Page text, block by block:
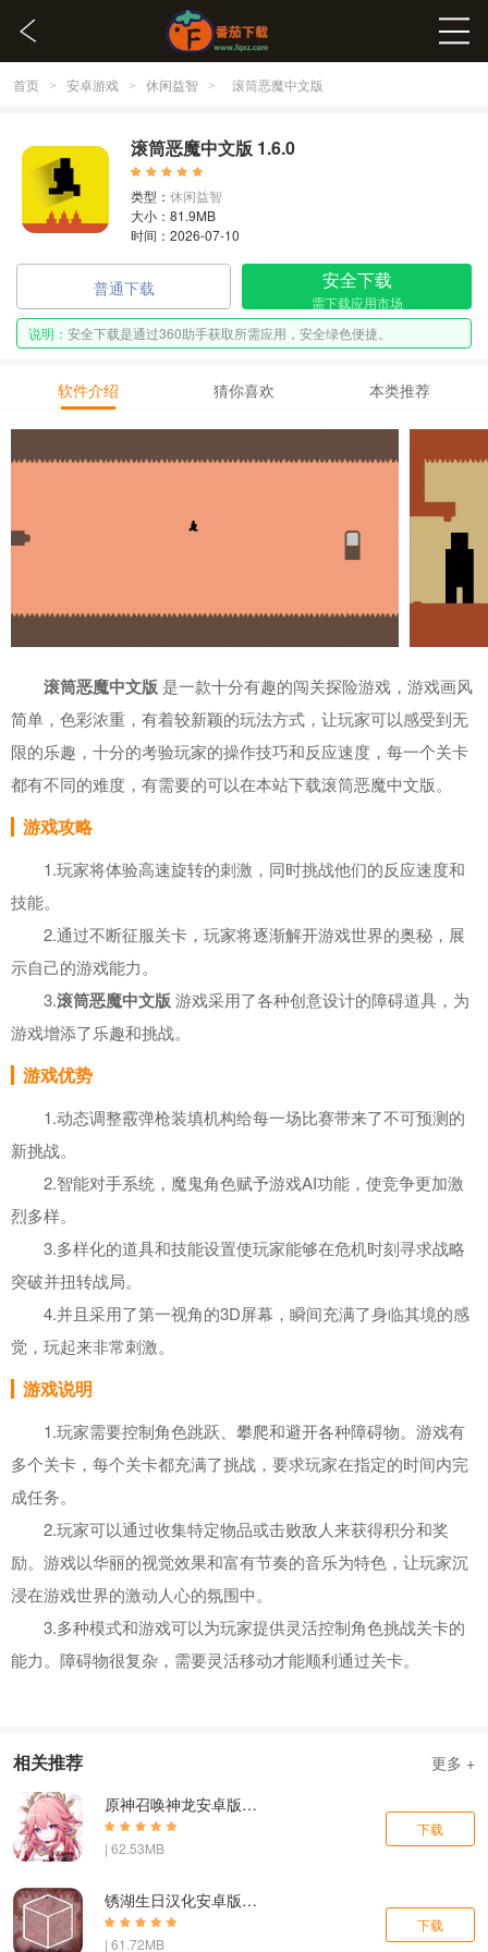
首页 > 安卓游戏 > 休闲益智 > 滚筒恶魔中文版
滚筒恶魔中文版 1.6.0
类型： 休闲益智
大小：81.9MB
时间：2026-07-10
普通下载 安全下载
需下载应用市场
说明： 安全下载是通过360助手获取所需应用，安全绿色便捷。
软件介绍 猜你喜欢 本类推荐
滚筒恶魔中文版 是一款十分有趣的闯关探险游戏，游戏画风
简单，色彩浓重，有着较新颖的玩法方式，让玩家可以感受到无
限的乐趣，十分的考验玩家的操作技巧和反应速度，每一个关卡
都有不同的难度，有需要的可以在本站下载滚筒恶魔中文版。
游戏攻略
1.玩家将体验高速旋转的刺激，同时挑战他们的反应速度和
技能。
2.通过不断征服关卡，玩家将逐渐解开游戏世界的奥秘，展
示自己的游戏能力。
3.滚筒恶魔中文版 游戏采用了各种创意设计的障碍道具，为
游戏增添了乐趣和挑战。
游戏优势
1.动态调整霰弹枪装填机构给每一场比赛带来了不可预测的
新挑战。
2.智能对手系统，魔鬼角色赋予游戏AI功能，使竞争更加激
烈多样。
3.多样化的道具和技能设置使玩家能够在危机时刻寻求战略
突破并扭转战局。
4.并且采用了第一视角的3D屏幕，瞬间充满了身临其境的感
觉，玩起来非常刺激。
游戏说明
1.玩家需要控制角色跳跃、攀爬和避开各种障碍物。游戏有
多个关卡，每个关卡都充满了挑战，要求玩家在指定的时间内完
成任务。
2.玩家可以通过收集特定物品或击败敌人来获得积分和奖
励。游戏以华丽的视觉效果和富有节奏的音乐为特色，让玩家沉
浸在游戏世界的激动人心的氛围中。
3.多种模式和游戏可以为玩家提供灵活控制角色挑战关卡的
能力。障碍物很复杂，需要灵活移动才能顺利通过关卡。
相关推荐
更多 +
原神召唤神龙安卓版下载
| 62.53MB
下载
锈湖生日汉化安卓版下载
| 61.72MB
下载